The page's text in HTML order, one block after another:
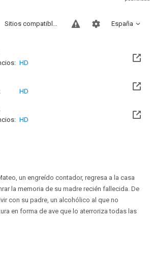
España
Sitios compatibles
HD
HD
HD
un engreído contador, regresa a la casa
la memoria de su madre recién fallecida. De
con su padre, un alcohólico al que no
en forma de ave que lo aterroriza todas las